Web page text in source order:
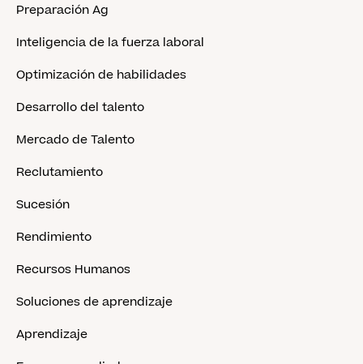
Preparación Ag
Inteligencia de la fuerza laboral
Optimización de habilidades
Desarrollo del talento
Mercado de Talento
Reclutamiento
Sucesión
Rendimiento
Recursos Humanos
Soluciones de aprendizaje
Aprendizaje